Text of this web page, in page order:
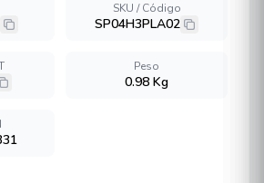
SKU / Código
SP04H3PLA02
Peso
0.98 Kg